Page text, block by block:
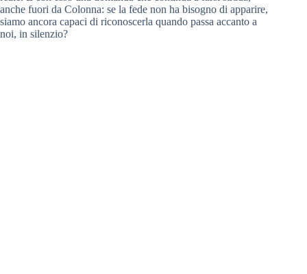
anche fuori da Colonna: se la fede non ha bisogno di apparire,
siamo ancora capaci di riconoscerla quando passa accanto a
noi, in silenzio?